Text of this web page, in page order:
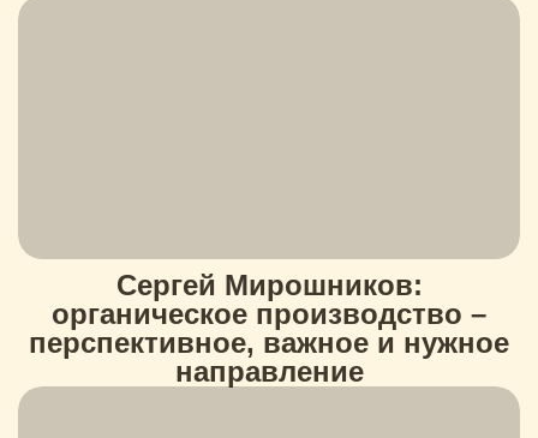
Сергей Мирошников:
органическое производство –
перспективное, важное и нужное
направление